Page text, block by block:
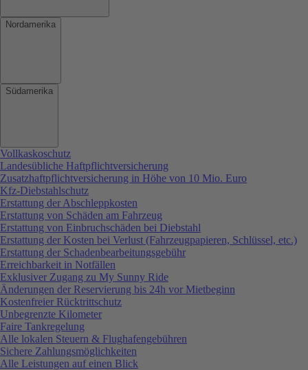
Nordamerika
Südamerika
Vollkaskoschutz
Landesübliche Haftpflichtversicherung
Zusatzhaftpflichtversicherung in Höhe von 10 Mio. Euro
Kfz-Diebstahlschutz
Erstattung der Abschleppkosten
Erstattung von Schäden am Fahrzeug
Erstattung von Einbruchschäden bei Diebstahl
Erstattung der Kosten bei Verlust (Fahrzeugpapieren, Schlüssel, etc.)
Erstattung der Schadenbearbeitungsgebühr
Erreichbarkeit in Notfällen
Exklusiver Zugang zu My Sunny Ride
Änderungen der Reservierung bis 24h vor Mietbeginn
Kostenfreier Rücktrittschutz
Unbegrenzte Kilometer
Faire Tankregelung
Alle lokalen Steuern & Flughafengebühren
Sichere Zahlungsmöglichkeiten
Alle Leistungen auf einen Blick